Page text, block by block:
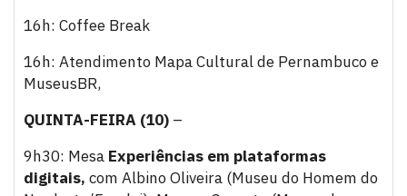
16h: Coffee Break
16h: Atendimento Mapa Cultural de Pernambuco e
MuseusBR,
QUINTA-FEIRA (10) –
9h30: Mesa Experiências em plataformas
digitais, com Albino Oliveira (Museu do Homem do